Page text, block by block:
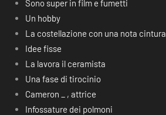
Sono super in film e fumetti
Un hobby
La costellazione con una nota cintura
Idee fisse
La lavora il ceramista
Una fase di tirocinio
Cameron _ , attrice
Infossature dei polmoni